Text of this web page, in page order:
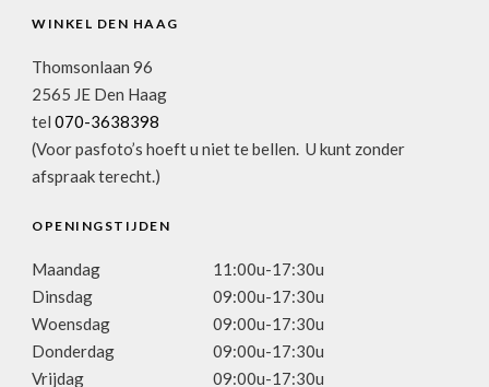
WINKEL DEN HAAG
Thomsonlaan 96
2565 JE Den Haag
tel 070-3638398
(Voor pasfoto’s hoeft u niet te bellen. U kunt zonder
afspraak terecht.)
OPENINGSTIJDEN
Maandag
11:00u-17:30u
Dinsdag
09:00u-17:30u
Woensdag
09:00u-17:30u
Donderdag
09:00u-17:30u
Vrijdag
09:00u-17:30u